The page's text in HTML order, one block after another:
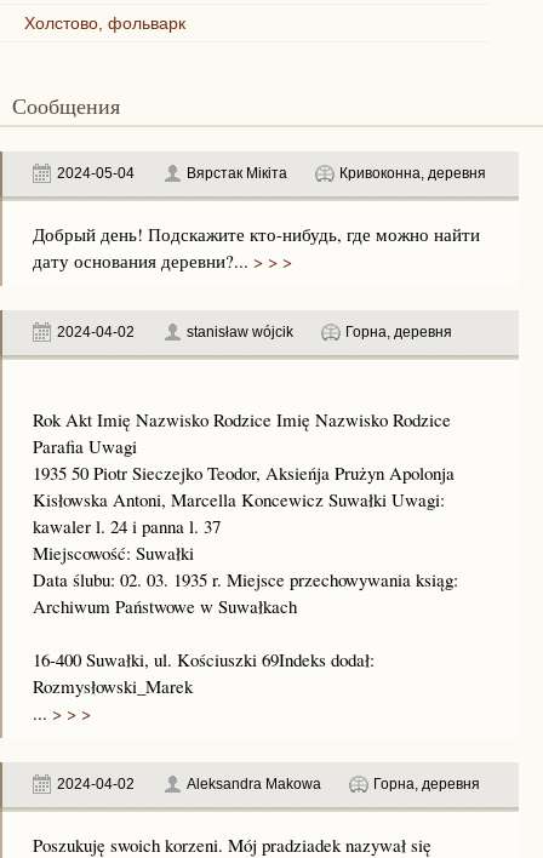
Холстово, фольварк
Сообщения
2024-05-04 Вярстак Мікіта Кривоконна, деревня
Добрый день! Подскажите кто-нибудь, где можно найти
дату основания деревни?... > > >
2024-04-02 stanisław wójcik Горна, деревня
Rok Akt Imię Nazwisko Rodzice Imię Nazwisko Rodzice
Parafia Uwagi
1935 50 Piotr Sieczejko Teodor, Aksieńja Prużyn Apolonja
Kisłowska Antoni, Marcella Koncewicz Suwałki Uwagi:
kawaler l. 24 i panna l. 37
Miejscowość: Suwałki
Data ślubu: 02. 03. 1935 r. Miejsce przechowywania ksiąg:
Archiwum Państwowe w Suwałkach
16-400 Suwałki, ul. Kościuszki 69Indeks dodał:
Rozmysłowski_Marek
... > > >
2024-04-02 Aleksandra Makowa Горна, деревня
Poszukuję swoich korzeni. Mój pradziadek nazywał się